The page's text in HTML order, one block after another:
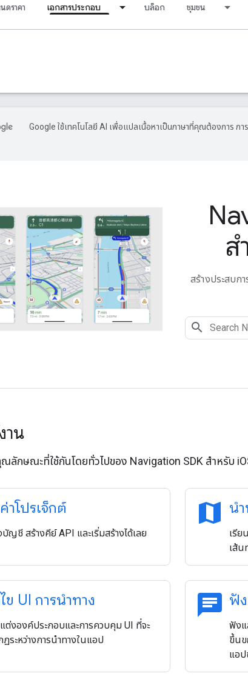
ดราคา เอกสารประกอบ บล็อก ชุมชน
Google ใช้เทคโนโลยี AI เพื่อแปลเนื้อหาเป็นภาษาที่คุณต้องการ กา
ส
สร้างประสบก
าน
ลักษณะที่ใช้กันโดยทั่วไปของ Navigation SDK สำหรับ
าโปรเจ็กต์
บัญชี สร้างคีย์ API และเริ่มสร้างได้เลย
map น
เรีย
เส้น
ข UI การนําทาง
ต่งองค์ประกอบและการควบคุม UI ที่จะ
ฏระหว่างการนำทางในแอป
chat ฟั
ฟังแ
ขึ้นข
แอ